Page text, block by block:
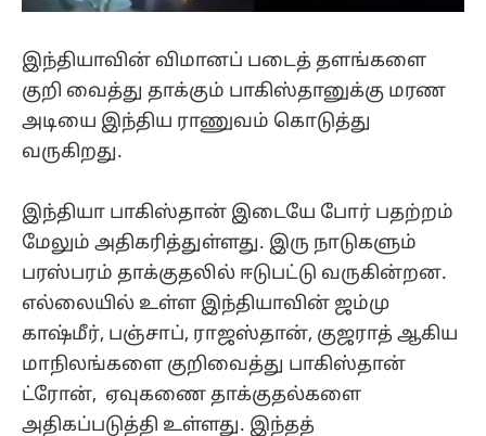
இந்தியாவின் விமானப் படைத் தளங்களை
குறி வைத்து தாக்கும் பாகிஸ்தானுக்கு மரண
அடியை இந்திய ராணுவம் கொடுத்து
வருகிறது.
இந்தியா பாகிஸ்தான் இடையே போர் பதற்றம்
மேலும் அதிகரித்துள்ளது. இரு நாடுகளும்
பரஸ்பரம் தாக்குதலில் ஈடுபட்டு வருகின்றன.
எல்லையில் உள்ள இந்தியாவின் ஜம்மு
காஷ்மீர், பஞ்சாப், ராஜஸ்தான், குஜராத் ஆகிய
மாநிலங்களை குறிவைத்து பாகிஸ்தான்
ட்ரோன், ஏவுகணை தாக்குதல்களை
அதிகப்படுத்தி உள்ளது. இந்தத்